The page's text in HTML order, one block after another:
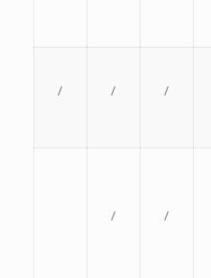
/
/
/
/
/